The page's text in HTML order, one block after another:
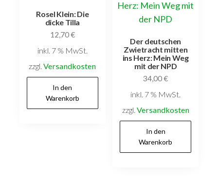
Rosel Klein: Die
dicke Tilla
12,70€
inkl. 7 % MwSt.
zzgl.Versandkosten
In den
Warenkorb
Der deutschen
Zwietracht mitten
ins Herz: Mein Weg
mit der NPD
34,00€
inkl. 7 % MwSt.
zzgl. Versandkosten
In den
Warenkorb